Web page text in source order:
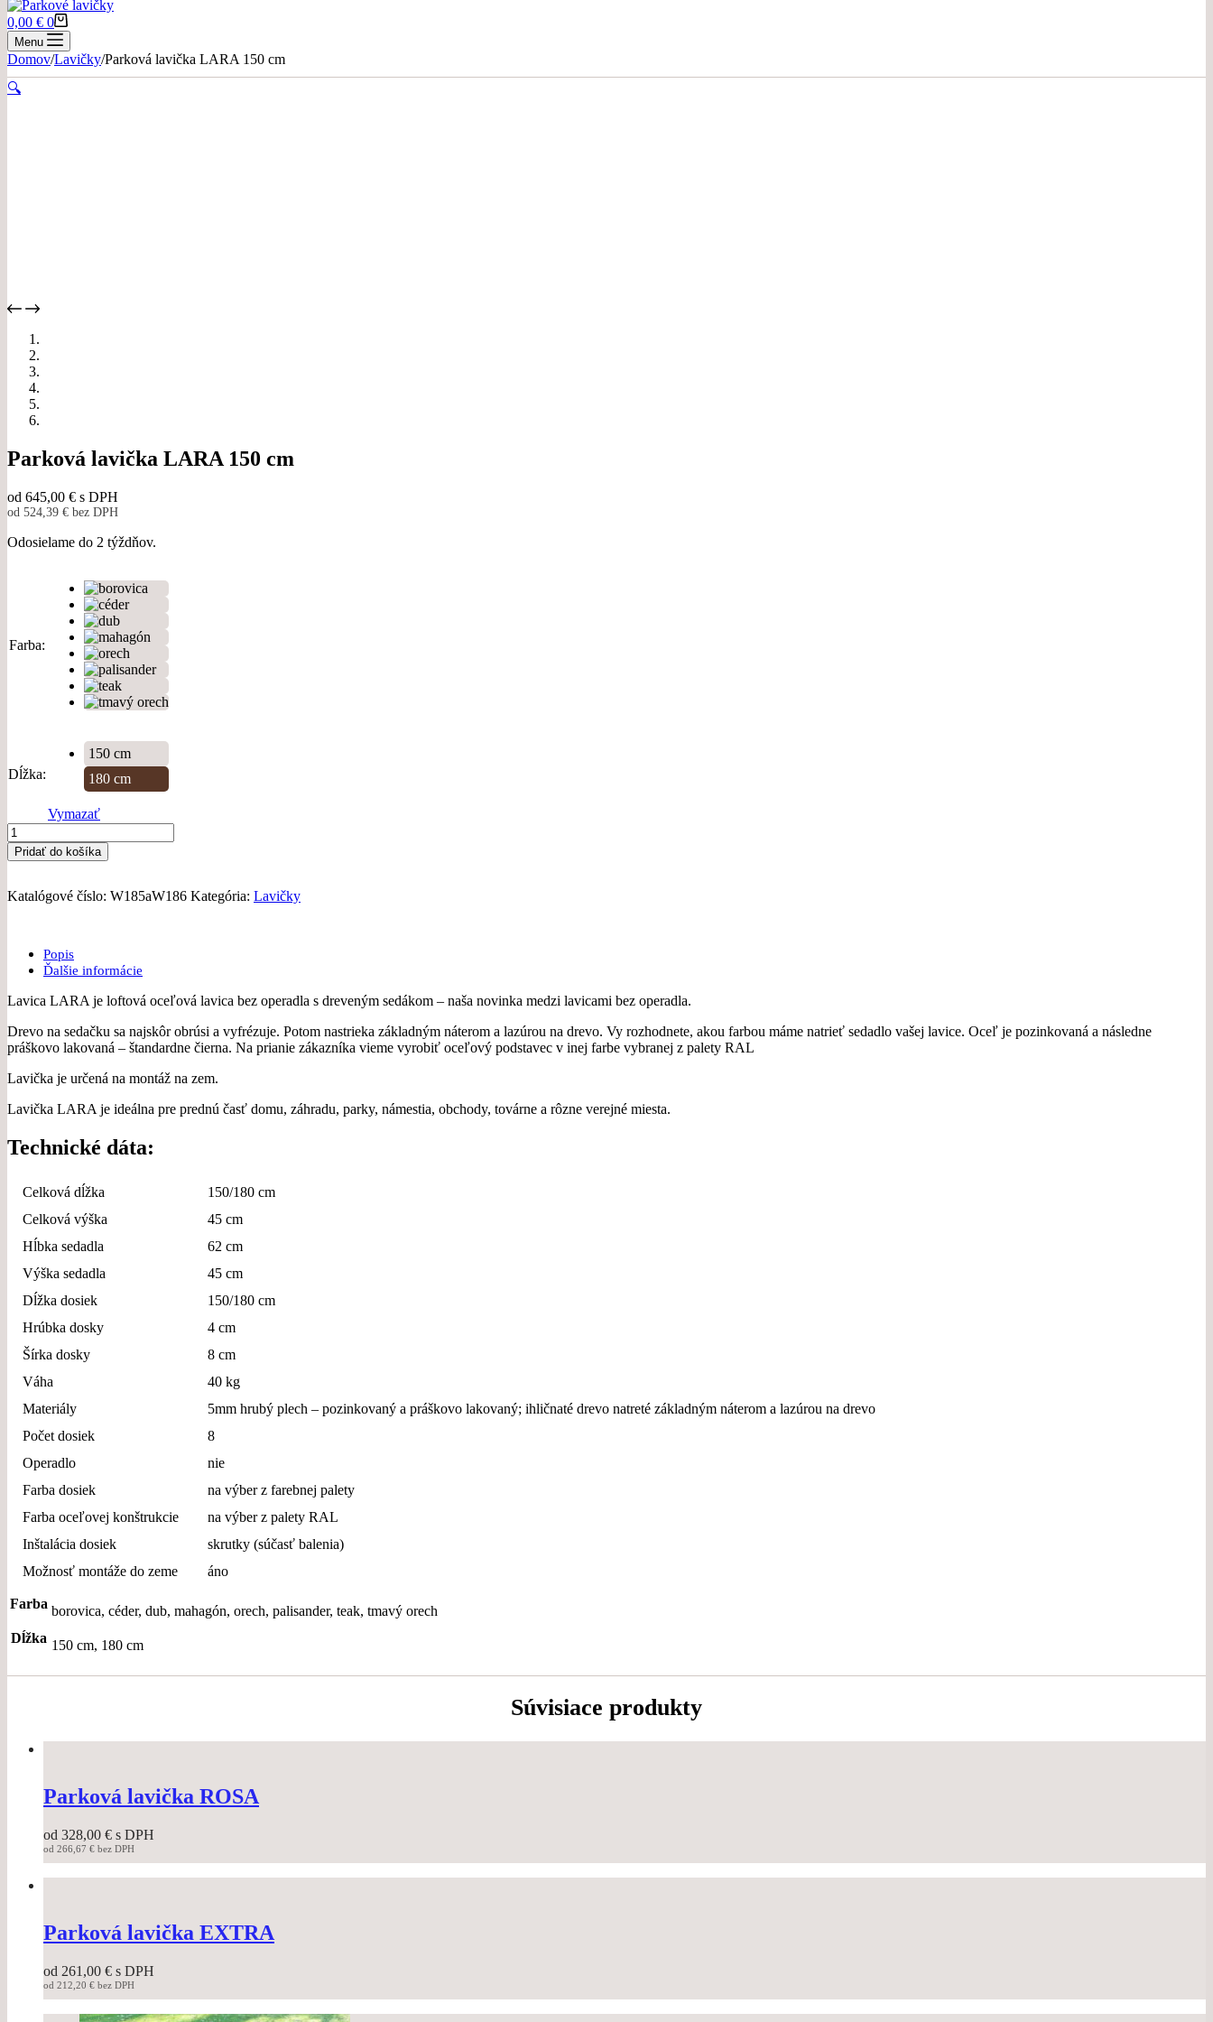
Nákupný
košík
0,00 € 0
Menu
Domov/Lavičky/Parková lavička LARA 150 cm
🔍
Parková lavička LARA 150 cm
od 645,00 € s DPH
od 524,39 € bez DPH
Odosielame do 2 týždňov.
Farba
Dĺžka
150 cm
180 cm
Vymazať
množstvo
Parková
lavička
150
Pridať do košíka
Katalógové číslo: W185aW186 Kategória: Lavičky
Popis
Ďalšie informácie
Lavica LARA je loftová oceľová lavica bez operadla s dreveným sedákom – naša novinka medzi lavicami bez operadla.
Drevo na sedačku sa najskôr obrúsi a vyfrézuje. Potom nastrieka základným náterom a lazúrou na drevo. Vy rozhodnete, akou farbou máme natrieť sedadlo vašej lavice. Oceľ je pozinkovaná a následne
práškovo lakovaná – štandardne čierna. Na prianie zákazníka vieme vyrobiť oceľový podstavec v inej farbe vybranej z palety RAL
Lavička je určená na montáž na zem.
Lavička LARA je ideálna pre prednú časť domu, záhradu, parky, námestia, obchody, továrne a rôzne verejné miesta.
Technické dáta:
Celková dĺžka
150/180 cm
Celková výška
45 cm
Hĺbka sedadla
62 cm
Výška sedadla
45 cm
Dĺžka dosiek
150/180 cm
Hrúbka dosky
4 cm
Šírka dosky
8 cm
Váha
40 kg
Materiály
5mm hrubý plech – pozinkovaný a práškovo lakovaný; ihličnaté drevo natreté základným náterom a lazúrou na drevo
Počet dosiek
8
Operadlo
nie
Farba dosiek
na výber z farebnej palety
Farba oceľovej konštrukcie
na výber z palety RAL
Inštalácia dosiek
skrutky (súčasť balenia)
Možnosť montáže do zeme
áno
Farba borovica, céder, dub, mahagón, orech, palisander, teak, tmavý orech
Dĺžka 150 cm, 180 cm
Súvisiace produkty
Parková lavička ROSA
od 328,00 € s DPH
od 266,67 € bez DPH
This
product
variants.
The
may
be
Parková lavička EXTRA
od 261,00 € s DPH
od 212,20 € bez DPH
This
product